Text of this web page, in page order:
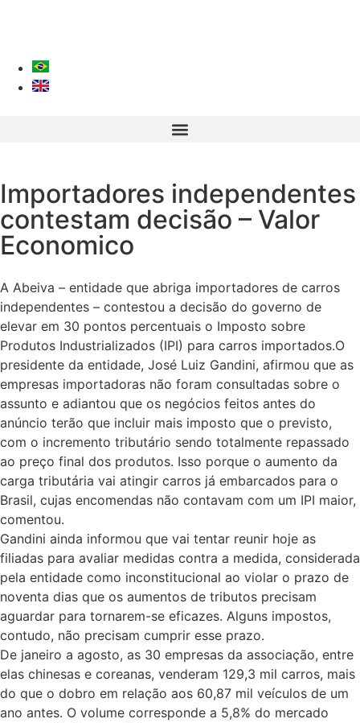
Importadores independentes
contestam decisão – Valor
Economico
A Abeiva – entidade que abriga importadores de carros
independentes – contestou a decisão do governo de
elevar em 30 pontos percentuais o Imposto sobre
Produtos Industrializados (IPI) para carros importados.O
presidente da entidade, José Luiz Gandini, afirmou que as
empresas importadoras não foram consultadas sobre o
assunto e adiantou que os negócios feitos antes do
anúncio terão que incluir mais imposto que o previsto,
com o incremento tributário sendo totalmente repassado
ao preço final dos produtos. Isso porque o aumento da
carga tributária vai atingir carros já embarcados para o
Brasil, cujas encomendas não contavam com um IPI maior,
comentou.
Gandini ainda informou que vai tentar reunir hoje as
filiadas para avaliar medidas contra a medida, considerada
pela entidade como inconstitucional ao violar o prazo de
noventa dias que os aumentos de tributos precisam
aguardar para tornarem-se eficazes. Alguns impostos,
contudo, não precisam cumprir esse prazo.
De janeiro a agosto, as 30 empresas da associação, entre
elas chinesas e coreanas, venderam 129,3 mil carros, mais
do que o dobro em relação aos 60,87 mil veículos de um
ano antes. O volume corresponde a 5,8% do mercado